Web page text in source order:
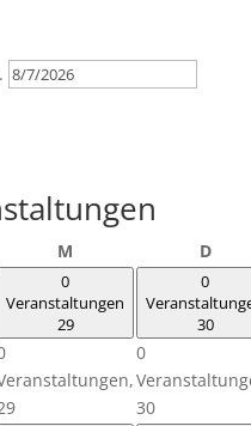
M D
0
Veranstaltungen
29
0
30
0
30